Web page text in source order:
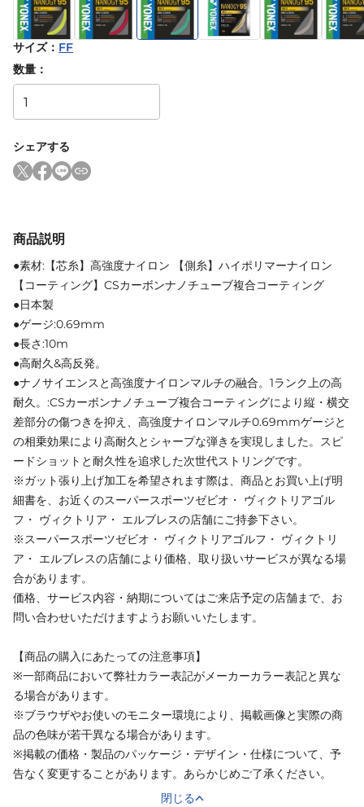
サイズ： FF
数量：
シェアする
商品説明
●素材:【芯糸】高強度ナイロン 【側糸】ハイポリマーナイロン
【コーティング】CSカーボンナノチューブ複合コーティング
●日本製
●ゲージ:0.69mm
●長さ:10m
●高耐久&高反発。
●ナノサイエンスと高強度ナイロンマルチの融合。1ランク上の高
耐久。:CSカーボンナノチューブ複合コーティングにより縦・横交
差部分の傷つきを抑え、高強度ナイロンマルチ0.69mmゲージと
の相乗効果により高耐久とシャープな弾きを実現しました。スピ
ードショットと耐久性を追求した次世代ストリングです。
※ガット張り上げ加工を希望されます際は、商品とお買い上げ明
細書を、お近くのスーパースポーツゼビオ・ ヴィクトリアゴル
フ・ ヴィクトリア・ エルブレスの店舗にご持参下さい。
※スーパースポーツゼビオ・ ヴィクトリアゴルフ・ ヴィクトリ
ア・ エルブレスの店舗により価格、取り扱いサービスが異なる場
合があります。
価格、サービス内容・納期についてはご来店予定の店舗まで、お
問い合わせいただけますようお願いいたします。
【商品の購入にあたっての注意事項】
※一部商品において弊社カラー表記がメーカーカラー表記と異な
る場合があります。
※ブラウザやお使いのモニター環境により、掲載画像と実際の商
品の色味が若干異なる場合があります。
※掲載の価格・製品のパッケージ・デザイン・仕様について、予
告なく変更することがあります。あらかじめご了承ください。
閉じる